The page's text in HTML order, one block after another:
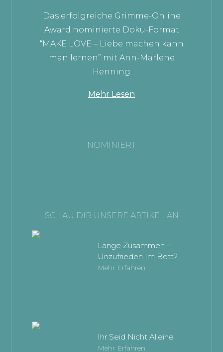
Das erfolgreiche Grimme-Online
Award nominierte Doku-Format
“MAKE LOVE – Liebe machen kann
man lernen” mit Ann-Marlene
Henning
Mehr Lesen
NOMINIERT
SCHAU DIR UNSERE ARTIKEL AN
Lange Zusammen –
Unzufrieden Im Bett?
Mehr Erfahren
Ihr Seid Nicht Alleine
Mehr Erfahren